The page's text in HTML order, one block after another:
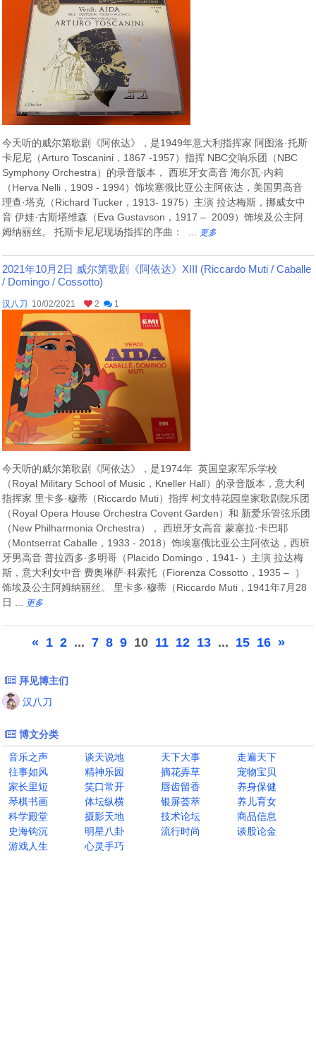
今天听的威尔第歌剧《阿依达》，是1949年意大利指挥家 阿图洛·托斯
卡尼尼（Arturo Toscanini，1867 -1957）指挥 NBC交响乐团（NBC
Symphony Orchestra）的录音版本， 西班牙女高音 海尔瓦·内莉
（Herva Nelli，1909 - 1994）饰埃塞俄比亚公主阿依达，美国男高音
理查·塔克（Richard Tucker，1913- 1975）主演 拉达梅斯，挪威女中
音 伊娃·古斯塔维森（Eva Gustavson，1917 – 2009）饰埃及公主阿
姆纳丽丝。 托斯卡尼尼现场指挥的序曲： ...
更多
2021年10月2日 威尔第歌剧《阿依达》XIII (Riccardo Muti / Caballe
/ Domingo / Cossotto)
汉八刀 10/02/2021 2 1
今天听的威尔第歌剧《阿依达》，是1974年 英国皇家军乐学校
（Royal Military School of Music，Kneller Hall）的录音版本，意大利
指挥家 里卡多·穆蒂（Riccardo Muti）指挥 柯文特花园皇家歌剧院乐团
（Royal Opera House Orchestra Covent Garden）和 新爱乐管弦乐团
（New Philharmonia Orchestra）， 西班牙女高音 蒙塞拉·卡巴耶
（Montserrat Caballe，1933 - 2018）饰埃塞俄比亚公主阿依达，西班
牙男高音 普拉西多·多明哥（Placido Domingo，1941- ）主演 拉达梅
斯，意大利女中音 费奥琳萨·科索托（Fiorenza Cossotto，1935 – ）
饰埃及公主阿姆纳丽丝。 里卡多·穆蒂（Riccardo Muti，1941年7月28
日 ...
更多
« 1 2 ... 7 8 9 10 11 12 13 ... 15 16 »
拜见博主们
汉八刀
博文分类
音乐之声
谈天说地 天下大事
走遍天下
往事如风
精神乐园 摘花弄草
宠物宝贝
家长里短
笑口常开 唇齿留香
养身保健
琴棋书画
体坛纵横 银屏荟萃
养儿育女
科学殿堂
摄影天地 技术论坛
商品信息
史海钩沉
明星八卦 流行时尚
谈股论金
游戏人生
心灵手巧